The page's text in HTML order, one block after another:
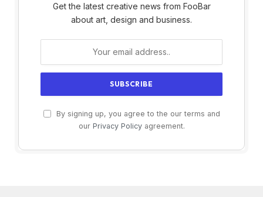
Get the latest creative news from FooBar
about art, design and business.
By signing up, you agree to the our terms and
our Privacy Policyagreement.